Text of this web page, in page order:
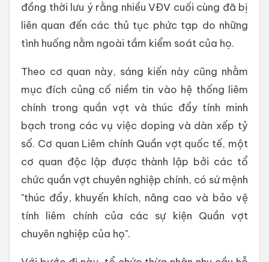
đồng thời lưu ý rằng nhiều VĐV cuối cùng đã bị
liên quan đến các thủ tục phức tạp do những
tình huống nằm ngoài tầm kiểm soát của họ.
Theo cơ quan này, sáng kiến ​​này cũng nhằm
mục đích củng cố niềm tin vào hệ thống liêm
chính trong quần vợt và thúc đẩy tính minh
bạch trong các vụ việc doping và dàn xếp tỷ
số. Cơ quan Liêm chính Quần vợt quốc tế, một
cơ quan độc lập được thành lập bởi các tổ
chức quần vợt chuyên nghiệp chính, có sứ mệnh
"thúc đẩy, khuyến khích, nâng cao và bảo vệ
tính liêm chính của các sự kiện Quần vợt
chuyên nghiệp của họ".